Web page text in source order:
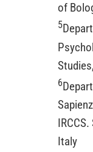
of
5
6
Italy